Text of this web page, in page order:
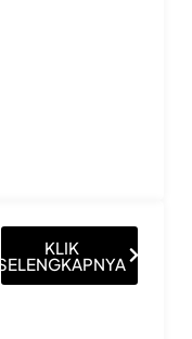
KLIK
SELENGKAPNYA